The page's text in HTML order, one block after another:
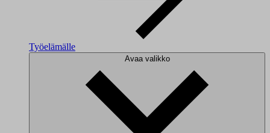
Työelämälle
Avaa valikko